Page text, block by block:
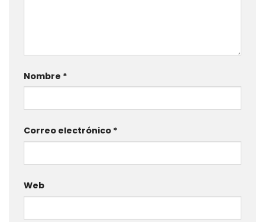
Nombre *
Correo electrónico *
Web